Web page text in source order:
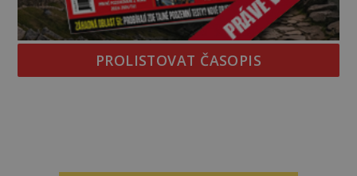
PROLISTOVAT ČASOPIS